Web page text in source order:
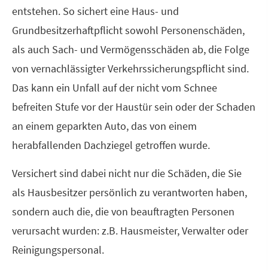
entstehen. So sichert eine Haus- und
Grundbesitzerhaftpflicht sowohl Per­sonenschäden,
als auch Sach- und Vermögensschäden ab, die Folge
von vernachlässigter Verkehrssicherungspflicht sind.
Das kann ein Unfall auf der nicht vom Schnee
befreiten Stufe vor der Haustür sein oder der Schaden
an einem geparkten Auto, das von einem
herabfallenden Dachziegel getroffen wurde.
Versichert sind dabei nicht nur die Schäden, die Sie
als Hausbesitzer persönlich zu verantworten haben,
sondern auch die, die von beauftragten Per­sonen
verursacht wurden: z.B. Hausmeister, Verwalter oder
Reinigungspersonal.